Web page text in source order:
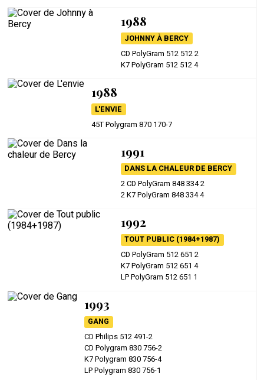
1988
JOHNNY À BERCY
CD PolyGram 512 512 2
K7 PolyGram 512 512 4
1988
L'ENVIE
45T Polygram 870 170-7
1991
DANS LA CHALEUR DE BERCY
2 CD PolyGram 848 334 2
2 K7 PolyGram 848 334 4
1992
TOUT PUBLIC (1984+1987)
CD PolyGram 512 651 2
K7 PolyGram 512 651 4
LP PolyGram 512 651 1
1993
GANG
CD Philips 512 491-2
CD Polygram 830 756-2
K7 Polygram 830 756-4
LP Polygram 830 756-1